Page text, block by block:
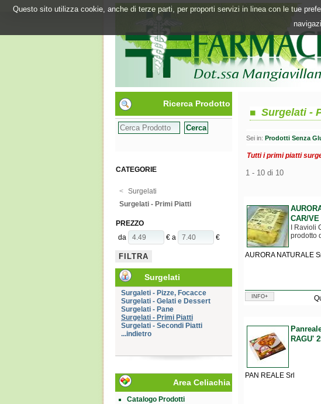
Questo sito utilizza cookie, anche di terze parti, per proporti servizi in linea con le tue
Ricerca Prodotto
CATEGORIE
< Surgelati
Surgelati - Primi Piatti
PREZZO
da
€ a €
Surgelati
Surgaleti - Pizze, Focacce
Surgelati - Gelati e Dessert
Surgelati - Pane
Surgelati - Primi Piatti
Surgelati - Secondi Piatti
...indietro
Area Celiachia
Catalogo Prodotti
Surgelati -
Sei in: Prodotti Senza
Tutti i primi piatti
1 - 10 di 10
CAR/VE
I Ravioli
prodotto
AURORA NATURALE
INFO+
RAGU'
PAN REALE Srl